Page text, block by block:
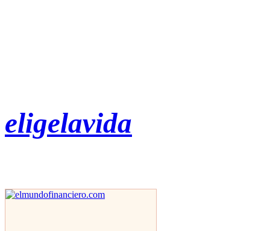
eligelavida